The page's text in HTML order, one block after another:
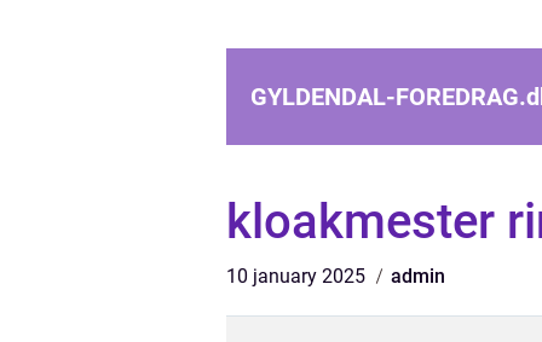
GYLDENDAL-FOREDRAG.
kloakmester
10 january 2025 admin